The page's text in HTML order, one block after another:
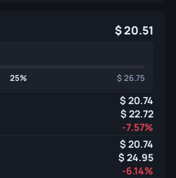
20.51
25% 26.75
20.74
22.72
-7.57%
20.74
24.95
-6.14%